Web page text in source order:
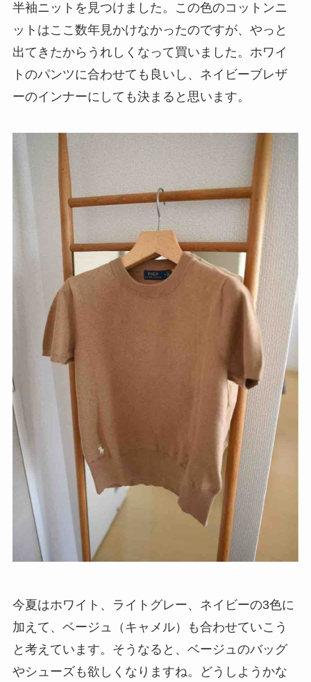
半袖ニットを見つけました。この色のコットンニ
ットはここ数年見かけなかったのですが、やっと
出てきたからうれしくなって買いました。ホワイ
トのパンツに合わせても良いし、ネイビーブレザ
ーのインナーにしても決まると思います。
今夏はホワイト、ライトグレー、ネイビーの3色に
加えて、ベージュ（キャメル）も合わせていこう
と考えています。そうなると、ベージュのバッグ
やシューズも欲しくなりますね。どうしようかな